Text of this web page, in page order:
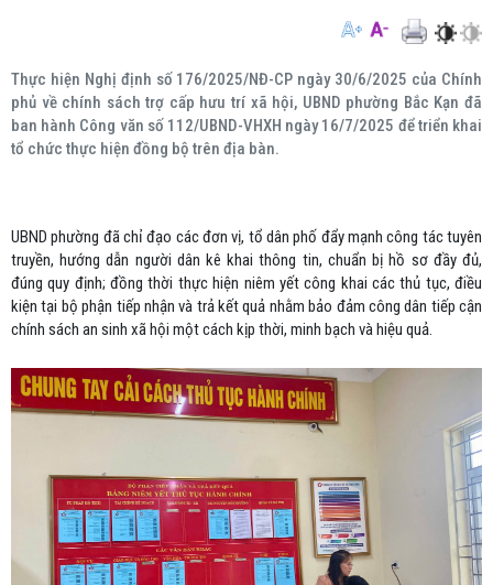
Thực hiện Nghị định số 176/2025/NĐ-CP ngày 30/6/2025 của Chính
phủ về chính sách trợ cấp hưu trí xã hội, UBND phường Bắc Kạn đã
ban hành Công văn số 112/UBND-VHXH ngày 16/7/2025 để triển khai
tổ chức thực hiện đồng bộ trên địa bàn.
UBND phường đã chỉ đạo các đơn vị, tổ dân phố đẩy mạnh công tác tuyên
truyền, hướng dẫn người dân kê khai thông tin, chuẩn bị hồ sơ đầy đủ,
đúng quy định; đồng thời thực hiện niêm yết công khai các thủ tục, điều
kiện tại bộ phận tiếp nhận và trả kết quả nhằm bảo đảm công dân tiếp cận
chính sách an sinh xã hội một cách kịp thời, minh bạch và hiệu quả.